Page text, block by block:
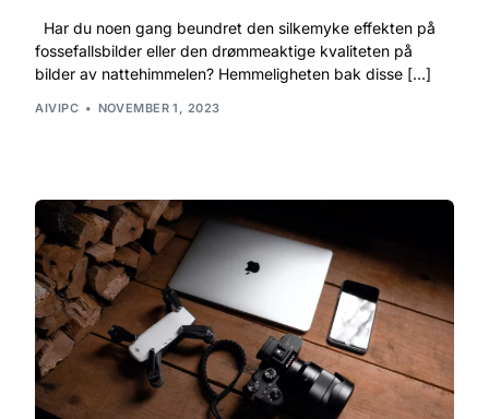
Har du noen gang beundret den silkemyke effekten på
fossefallsbilder eller den drømmeaktige kvaliteten på
bilder av nattehimmelen? Hemmeligheten bak disse […]
AIVIPC NOVEMBER 1, 2023